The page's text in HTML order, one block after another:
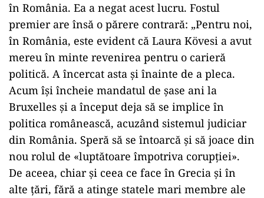
în România. Ea a negat acest lucru. Fostul
premier are însă o părere contrară: „Pentru noi,
în România, este evident că Laura Kövesi a avut
mereu în minte revenirea pentru o carieră
politică. A încercat asta și înainte de a pleca.
Acum își încheie mandatul de șase ani la
Bruxelles și a început deja să se implice în
politica românească, acuzând sistemul judiciar
din România. Speră să se întoarcă și să joace din
nou rolul de «luptătoare împotriva corupției».
De aceea, chiar și ceea ce face în Grecia și în
alte țări, fără a atinge statele mari membre ale